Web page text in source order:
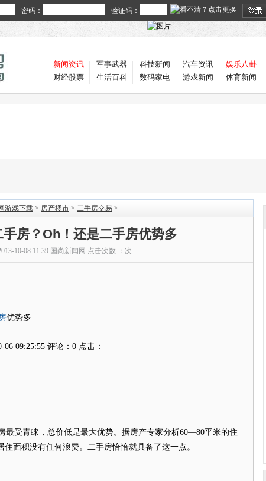
密码： 验证码：
新闻资讯
财经股票
军事武器
生活百科
科技新闻
数码家电
汽车资讯
游戏新闻
娱乐八卦
体育新闻
游戏下载 > 房产楼市 > 二手房交易 >
手房？Oh！还是二手房优势多
10-08 11:39 国尚新闻网 点击次数 ： 次
优势多
06 09:25:55评论：0 点击：
受青睐，总价低是最大优势。据房产专家分析60—80平米的住
面积没有任何浪费。二手房恰恰就具备了这一点。